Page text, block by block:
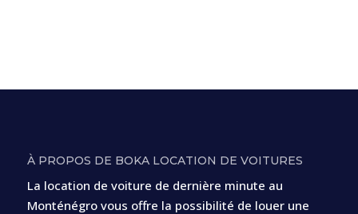
À PROPOS DE BOKA LOCATION DE VOITURES
La location de voiture de dernière minute au
Monténégro vous offre la possibilité de louer une